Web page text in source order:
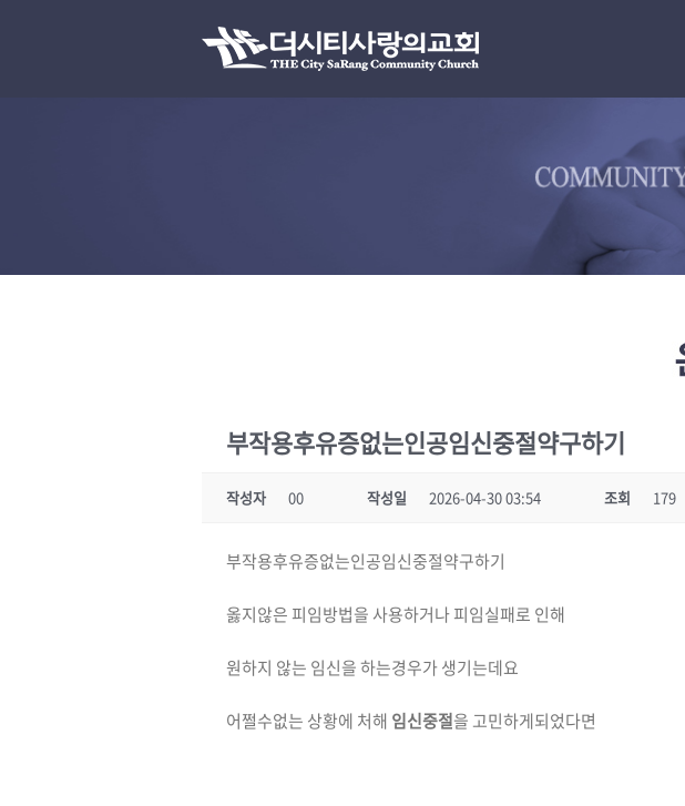
부작용후유증없는인공임신중절약구하기
작성자 00 작성일 2026-04-30 03:54 조회 179
부작용후유증없는인공임신중절약구하기
옳지않은 피임방법을 사용하거나 피임실패로 인해
원하지 않는 임신을 하는경우가 생기는데요
어쩔수없는 상황에 처해 임신중절을 고민하게되었다면